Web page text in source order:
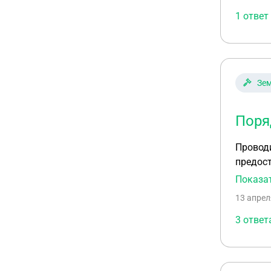
собственности. Скажу более, наследник не даёт
1 ответ
Проводится
13
3